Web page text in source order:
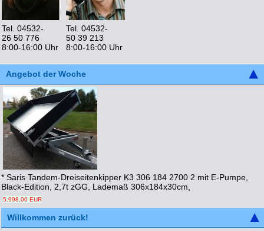
Tel. 04532-
26 50 776
8:00-16:00 Uhr
Tel. 04532-
50 39 213
8:00-16:00 Uhr
Angebot der Woche
* Saris Tandem-Dreiseitenkipper K3 306 184 2700 2 mit E-Pumpe,
Black-Edition, 2,7t zGG, Lademaß 306x184x30cm,
5.998,00 EUR
Willkommen zurück!